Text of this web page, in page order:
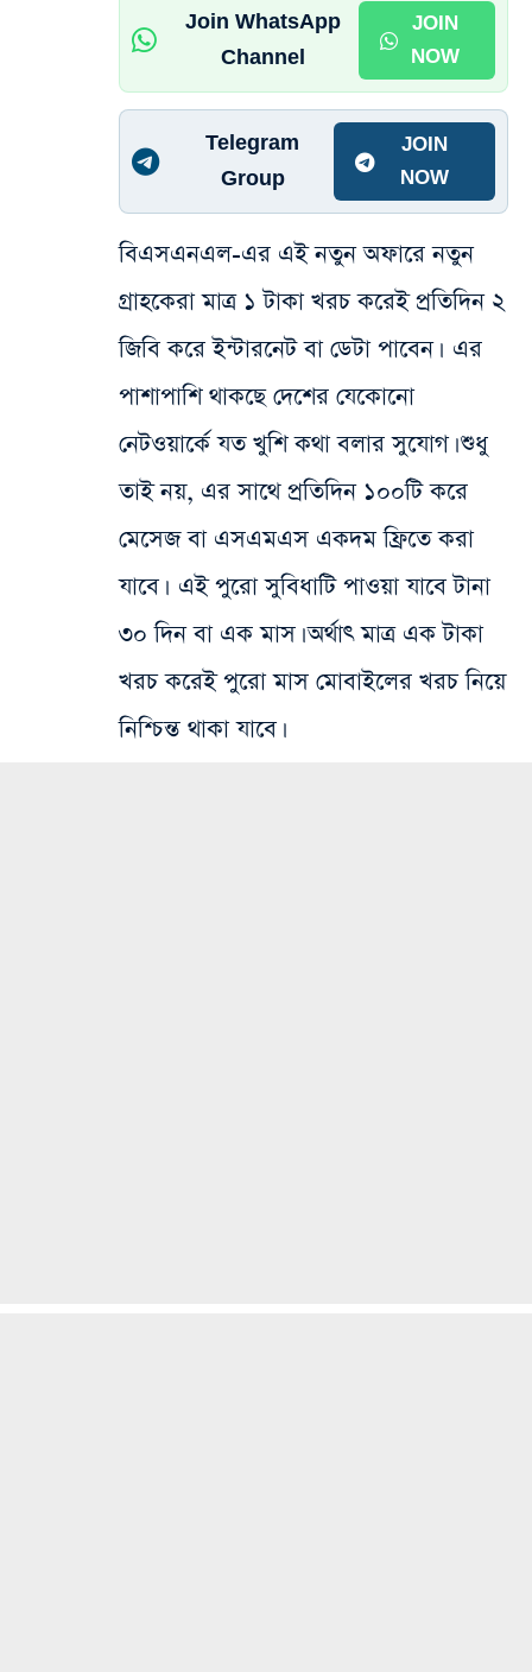
Join WhatsApp
Channel
JOIN
NOW
Telegram
Group
JOIN
NOW
বিএসএনএল-এর এই নতুন অফারে নতুন
গ্রাহকেরা মাত্র ১ টাকা খরচ করেই প্রতিদিন ২
জিবি করে ইন্টারনেট বা ডেটা পাবেন। এর
পাশাপাশি থাকছে দেশের যেকোনো
নেটওয়ার্কে যত খুশি কথা বলার সুযোগ। শুধু
তাই নয়, এর সাথে প্রতিদিন ১০০টি করে
মেসেজ বা এসএমএস একদম ফ্রিতে করা
যাবে। এই পুরো সুবিধাটি পাওয়া যাবে টানা
৩০ দিন বা এক মাস। অর্থাৎ মাত্র এক টাকা
খরচ করেই পুরো মাস মোবাইলের খরচ নিয়ে
নিশ্চিন্ত থাকা যাবে।